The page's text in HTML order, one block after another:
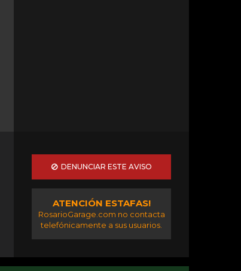
DENUNCIAR ESTE AVISO
ATENCIÓN ESTAFAS!
RosarioGarage.com no contacta
telefónicamente a sus usuarios.